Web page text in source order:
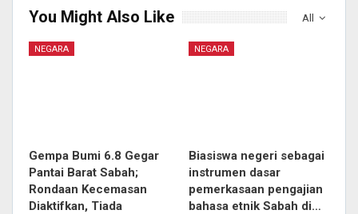
All
You Might Also Like
NEGARA
Gempa Bumi 6.8 Gegar
Pantai Barat Sabah;
Rondaan Kecemasan
Diaktifkan, Tiada
NEGARA
Biasiswa negeri sebagai
instrumen dasar
pemerkasaan pengajian
bahasa etnik Sabah di…